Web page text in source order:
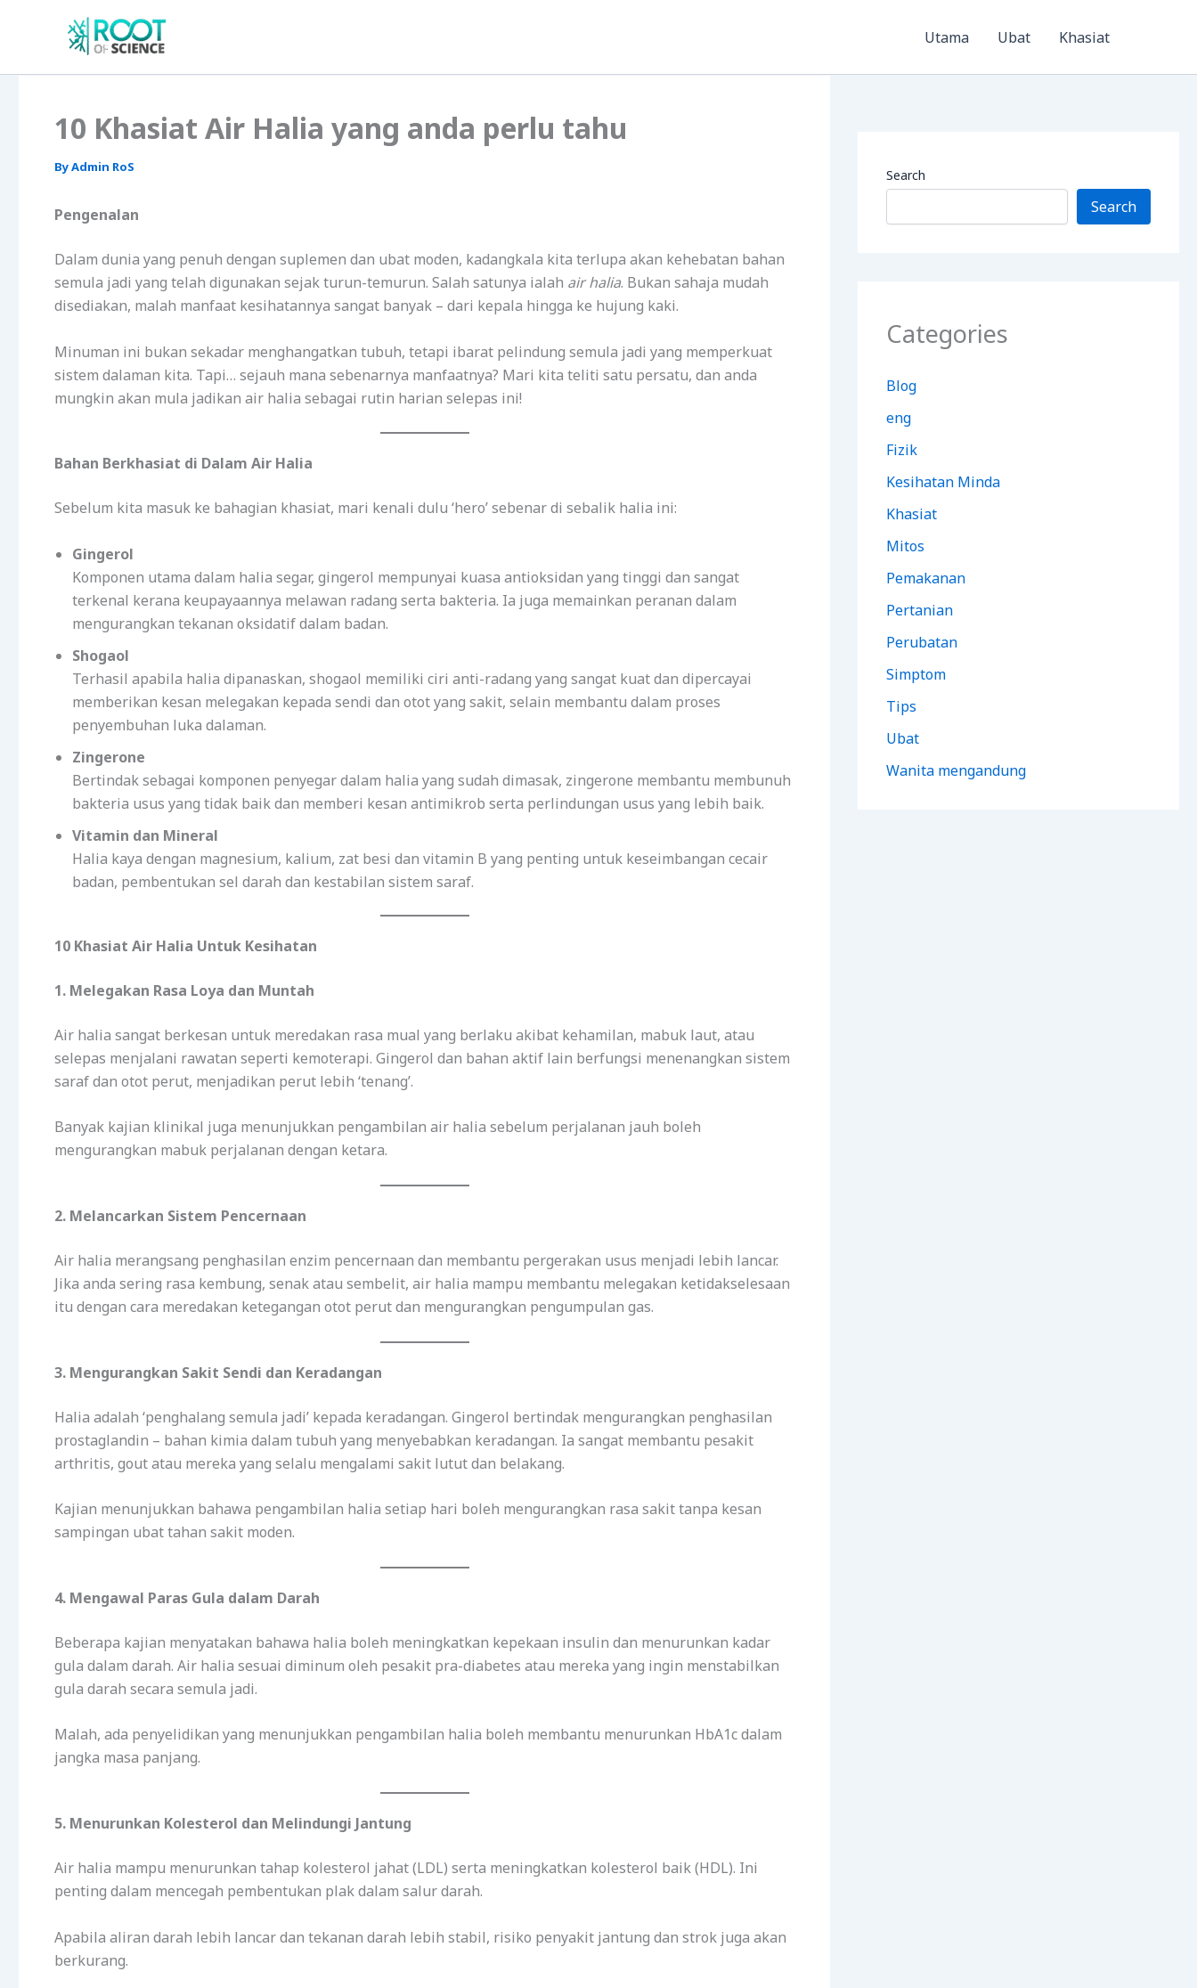
Utama Ubat Khasiat
10 Khasiat Air Halia yang anda perlu tahu
ByAdmin RoS
Pengenalan
Dalam dunia yang penuh dengan suplemen dan ubat moden, kadangkala kita terlupa akan kehebatan bahan
semula jadi yang telah digunakan sejak turun-temurun. Salah satunya ialah air halia. Bukan sahaja mudah
disediakan, malah manfaat kesihatannya sangat banyak – dari kepala hingga ke hujung kaki.
Minuman ini bukan sekadar menghangatkan tubuh, tetapi ibarat pelindung semula jadi yang memperkuat
sistem dalaman kita. Tapi… sejauh mana sebenarnya manfaatnya? Mari kita teliti satu persatu, dan anda
mungkin akan mula jadikan air halia sebagai rutin harian selepas ini!
Bahan Berkhasiat di Dalam Air Halia
Sebelum kita masuk ke bahagian khasiat, mari kenali dulu ‘hero’ sebenar di sebalik halia ini:
Gingerol
Komponen utama dalam halia segar, gingerol mempunyai kuasa antioksidan yang tinggi dan sangat
terkenal kerana keupayaannya melawan radang serta bakteria. Ia juga memainkan peranan dalam
mengurangkan tekanan oksidatif dalam badan.
Shogaol
Terhasil apabila halia dipanaskan, shogaol memiliki ciri anti-radang yang sangat kuat dan dipercayai
memberikan kesan melegakan kepada sendi dan otot yang sakit, selain membantu dalam proses
penyembuhan luka dalaman.
Zingerone
Bertindak sebagai komponen penyegar dalam halia yang sudah dimasak, zingerone membantu membunuh
bakteria usus yang tidak baik dan memberi kesan antimikrob serta perlindungan usus yang lebih baik.
Vitamin dan Mineral
Halia kaya dengan magnesium, kalium, zat besi dan vitamin B yang penting untuk keseimbangan cecair
badan, pembentukan sel darah dan kestabilan sistem saraf.
10 Khasiat Air Halia Untuk Kesihatan
1. Melegakan Rasa Loya dan Muntah
Air halia sangat berkesan untuk meredakan rasa mual yang berlaku akibat kehamilan, mabuk laut, atau
selepas menjalani rawatan seperti kemoterapi. Gingerol dan bahan aktif lain berfungsi menenangkan sistem
saraf dan otot perut, menjadikan perut lebih ‘tenang’.
Banyak kajian klinikal juga menunjukkan pengambilan air halia sebelum perjalanan jauh boleh
mengurangkan mabuk perjalanan dengan ketara.
2. Melancarkan Sistem Pencernaan
Air halia merangsang penghasilan enzim pencernaan dan membantu pergerakan usus menjadi lebih lancar.
Jika anda sering rasa kembung, senak atau sembelit, air halia mampu membantu melegakan ketidakselesaan
itu dengan cara meredakan ketegangan otot perut dan mengurangkan pengumpulan gas.
3. Mengurangkan Sakit Sendi dan Keradangan
Halia adalah ‘penghalang semula jadi’ kepada keradangan. Gingerol bertindak mengurangkan penghasilan
prostaglandin – bahan kimia dalam tubuh yang menyebabkan keradangan. Ia sangat membantu pesakit
arthritis, gout atau mereka yang selalu mengalami sakit lutut dan belakang.
Kajian menunjukkan bahawa pengambilan halia setiap hari boleh mengurangkan rasa sakit tanpa kesan
sampingan ubat tahan sakit moden.
4. Mengawal Paras Gula dalam Darah
Beberapa kajian menyatakan bahawa halia boleh meningkatkan kepekaan insulin dan menurunkan kadar
gula dalam darah. Air halia sesuai diminum oleh pesakit pra-diabetes atau mereka yang ingin menstabilkan
gula darah secara semula jadi.
Malah, ada penyelidikan yang menunjukkan pengambilan halia boleh membantu menurunkan HbA1c dalam
jangka masa panjang.
5. Menurunkan Kolesterol dan Melindungi Jantung
Air halia mampu menurunkan tahap kolesterol jahat (LDL) serta meningkatkan kolesterol baik (HDL). Ini
penting dalam mencegah pembentukan plak dalam salur darah.
Apabila aliran darah lebih lancar dan tekanan darah lebih stabil, risiko penyakit jantung dan strok juga akan
berkurang.
Search
Search
Categories
Blog
eng
Fizik
Kesihatan Minda
Khasiat
Mitos
Pemakanan
Pertanian
Perubatan
Simptom
Tips
Ubat
Wanita mengandung